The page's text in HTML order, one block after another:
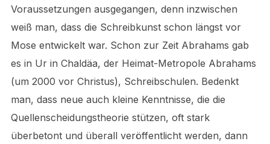
Voraussetzungen ausgegangen, denn inzwischen
weiß man, dass die Schreibkunst schon längst vor
Mose entwickelt war. Schon zur Zeit Abrahams gab
es in Ur in Chaldäa, der Heimat-Metropole Abrahams
(um 2000 vor Christus), Schreibschulen. Bedenkt
man, dass neue auch kleine Kenntnisse, die die
Quellenscheidungstheorie stützen, oft stark
überbetont und überall veröffentlicht werden, dann